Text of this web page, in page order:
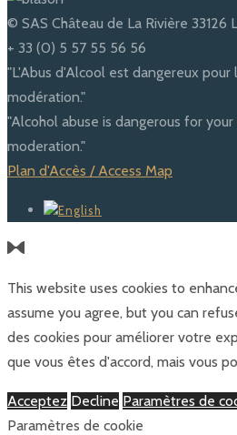
© SAS Château de La Rivière 33126
+ 33 (0) 5 57 55 56 56
"L'Abus d'Alcool est dangereux
modération."
"Alcohol abuse is dangerous for
moderation."
Plan d'Accès / Access Map
This website uses cookies to
assume you agree, but you can
des cookies pour améliorer votre
que vous êtes d'accord, mais vous
Acceptez Decline Paramètres de
Paramètres de cookie